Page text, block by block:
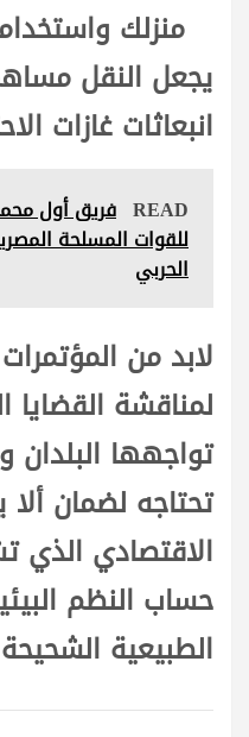
منزلك
يجعل النقل
انبعاثات غازات
READ فريق أول
للقوات المسلحة
الحربي
لابد من
لمناقشة القضايا
تواجهها البلدان
تحتاجه لضمان
الاقتصادي الذي
حساب النظم
الطبيعية الشحيحة